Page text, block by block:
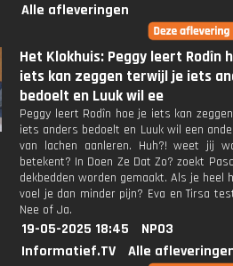
Alle afleveringen
Het Klokhuis: Peggy leert Rodîn
iets kan zeggen terwijl je iets
bedoelt en Luuk wil ee
Peggy leert Rodîn hoe je iets kan
iets anders bedoelt en Luuk wil een
van lachen aanleren. Huh?! weet jij
betekent? In Doen Ze Dat Zo? zoekt
dekbedden worden gemaakt. Als je heel
voel je dan minder pijn? Eva en Tirsa
Nee of Ja.
19-05-2025 18:45
NPO3
Informatief.TV
Alle